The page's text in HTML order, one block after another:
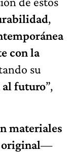
,
con la
su
futuro”,
materiales
original—